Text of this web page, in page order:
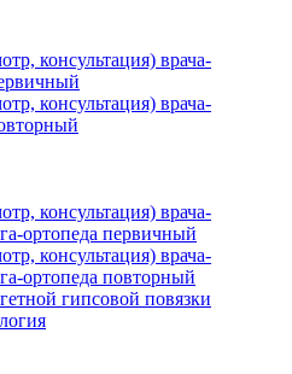
консультация) врача-
консультация) врача-
консультация) врача-
ортопеда первичный
консультация) врача-
ортопеда повторный
гипсовой повязки